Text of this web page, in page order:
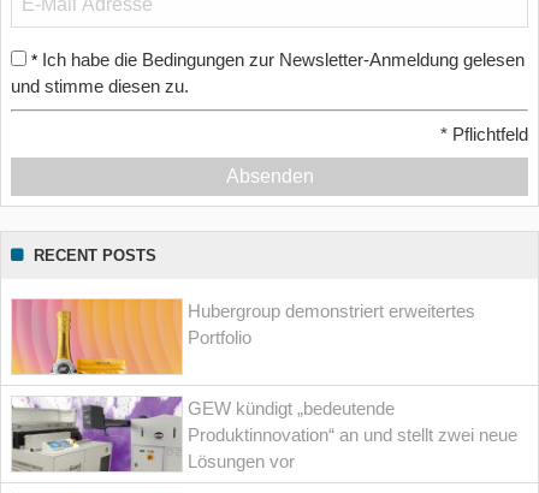
* Ich habe die Bedingungen zur Newsletter-Anmeldung gelesen
und stimme diesen zu.
* Pflichtfeld
Absenden
RECENT POSTS
Hubergroup demonstriert erweitertes
Portfolio
GEW kündigt „bedeutende
Produktinnovation“ an und stellt zwei neue
Lösungen vor